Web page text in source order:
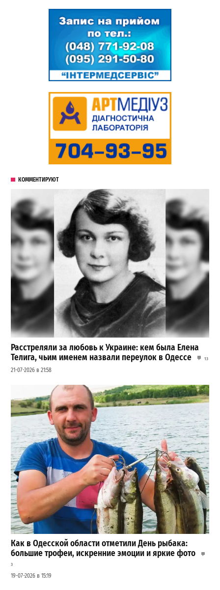
КОММЕНТИРУЮТ
Расстреляли за любовь к Украине: кем была Елена
Телига, чьим именем назвали переулок в Одессе
13
21-07-2026 в 21:58
Как в Одесской области отметили День рыбака:
большие трофеи, искренние эмоции и яркие фото
3
19-07-2026 в 15:19